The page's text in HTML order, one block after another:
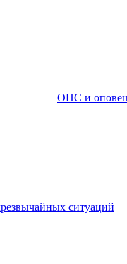
ОПС и
ситуаций